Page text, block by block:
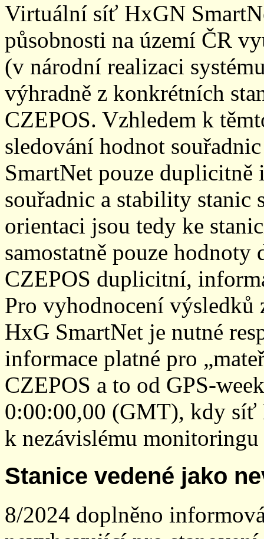
Virtuální síť HxGN
působnosti na území ČR
(v národní realizaci
výhradně z konkrétních
CZEPOS. Vzhledem k
sledování hodnot
SmartNet pouze
souřadnic a stability stanic
orientaci jsou tedy ke
samostatně pouze
CZEPOS duplicitní,
Pro vyhodnocení
HxG SmartNet je nutné
informace platné pro
CZEPOS a to od GPS-
0:00:00,00 (GMT), kdy síť
k nezávislému
Stanice vedené jako
8/2024 doplněno